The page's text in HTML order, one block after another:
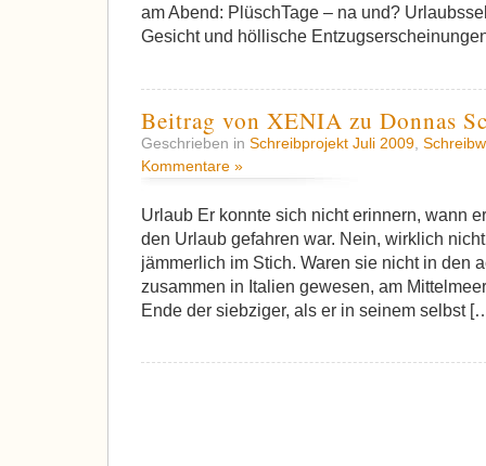
am Abend: PlüschTage – na und?
Gesicht und höllische
Beitrag von XENIA zu Donnas
Geschrieben in Schreibprojekt Juli 2009
Kommentare »
Urlaub Er konnte sich nicht erinnern, wann
den Urlaub gefahren war. Nein, wirklich
jämmerlich im Stich. Waren sie nicht in den
zusammen in Italien gewesen, am
Ende der siebziger, als er in seinem selbst